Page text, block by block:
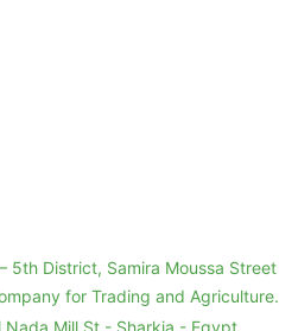
5th District, Samira Moussa Street
for Trading and Agriculture.